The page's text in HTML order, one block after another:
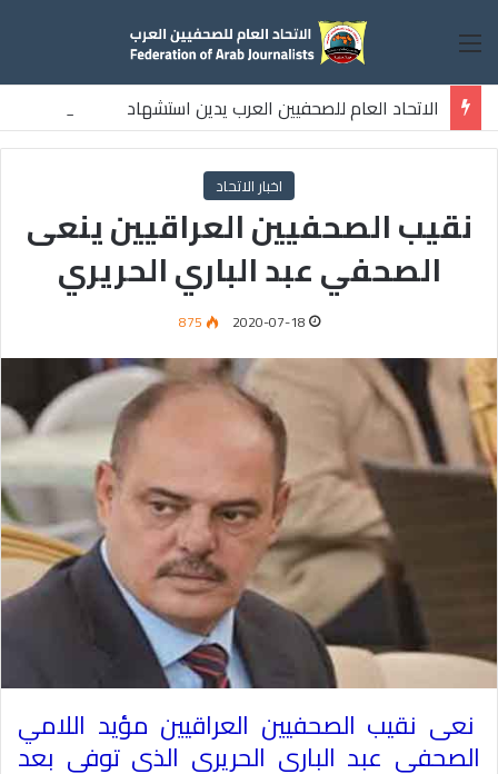
القائمة
الاتحاد العام للصحفيين العرب يدين استشهاد
ثلاثة صحفيين فلسطينيين باستهداف إسرائيلي وسط قطاع غزة
اخبار الاتحاد
نقيب الصحفيين العراقيين ينعى
الصحفي عبد الباري الحريري
2020-07-18
875
نعى نقيب الصحفيين العراقيين مؤيد اللامي
الصحفي عبد الباري الحريري الذي توفي بعد